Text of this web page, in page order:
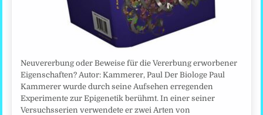
Neuvererbung oder Beweise für die Vererbung erworbener
Eigenschaften? Autor: Kammerer, Paul Der Biologe Paul
Kammerer wurde durch seine Aufsehen erregenden
Experimente zur Epigenetik berühmt. In einer seiner
Versuchsserien verwendete er zwei Arten von